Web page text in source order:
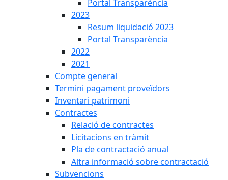
Portal Transparència
2023
Resum liquidació 2023
Portal Transparència
2022
2021
Compte general
Termini pagament proveïdors
Inventari patrimoni
Contractes
Relació de contractes
Licitacions en tràmit
Pla de contractació anual
Altra informació sobre contractació
Subvencions